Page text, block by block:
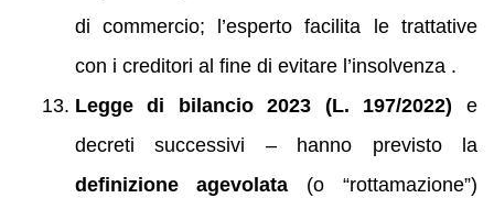
di commercio; l’esperto facilita le trattative
con i creditori al fine di evitare l’insolvenza .
Legge di bilancio 2023 (L. 197/2022) e
decreti successivi – hanno previsto la
definizione agevolata (o “rottamazione”)